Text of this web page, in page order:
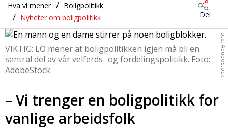
Hva vi mener
Boligpolitikk
Nyheter om boligpolitikk
Del
Foto: AdobeStock
VIKTIG: LO mener at boligpolitikken igjen må bli en
sentral del av vår velferds- og fordelingspolitikk. Foto:
AdobeStock
– Vi trenger en boligpolitikk for
vanlige arbeidsfolk